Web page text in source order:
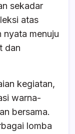
sekadar
atas
nyata menuju
dan
kegiatan,
warna-
bersama.
lomba